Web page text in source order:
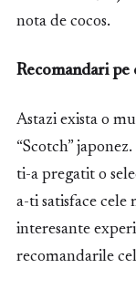
nota de cocos.
Recomandari pe
Astazi exista o
“Scotch”
ti-a pregatit o
a-ti satisface cele
interesante
recomandarile